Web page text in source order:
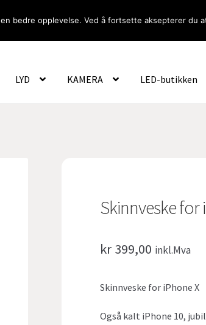
Om Oss
LYD KAMERA LED-butikken
Skinnveske for
kr399,00 inkl.Mva
Skinnveske for iPhone X
Også kalt iPhone 10,
bedre opplevelse. Ved å fortsette aksepterer du